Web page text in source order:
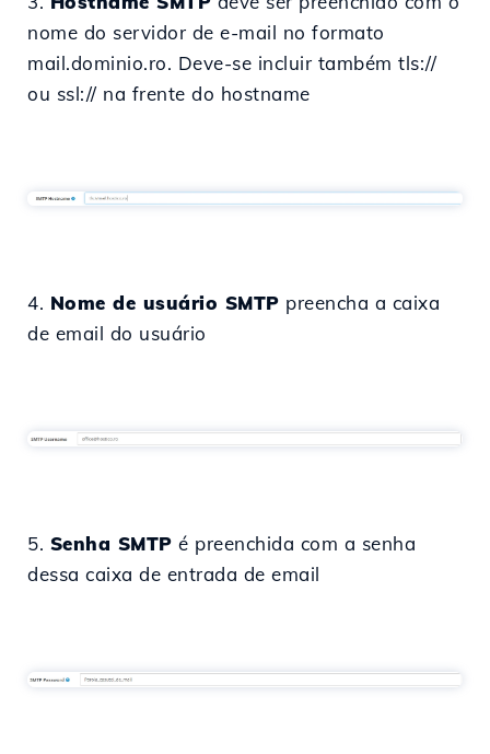
nome do servidor de e-mail no formato
mail.dominio.ro. Deve-se incluir também tls://
ou ssl:// na frente do hostname
4. Nome de usuário SMTP preencha a caixa
de email do usuário
5. Senha SMTP é preenchida com a senha
dessa caixa de entrada de email